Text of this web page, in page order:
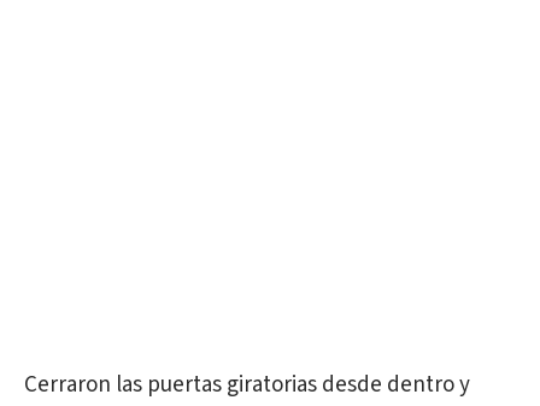
Cerraron las puertas giratorias desde dentro y